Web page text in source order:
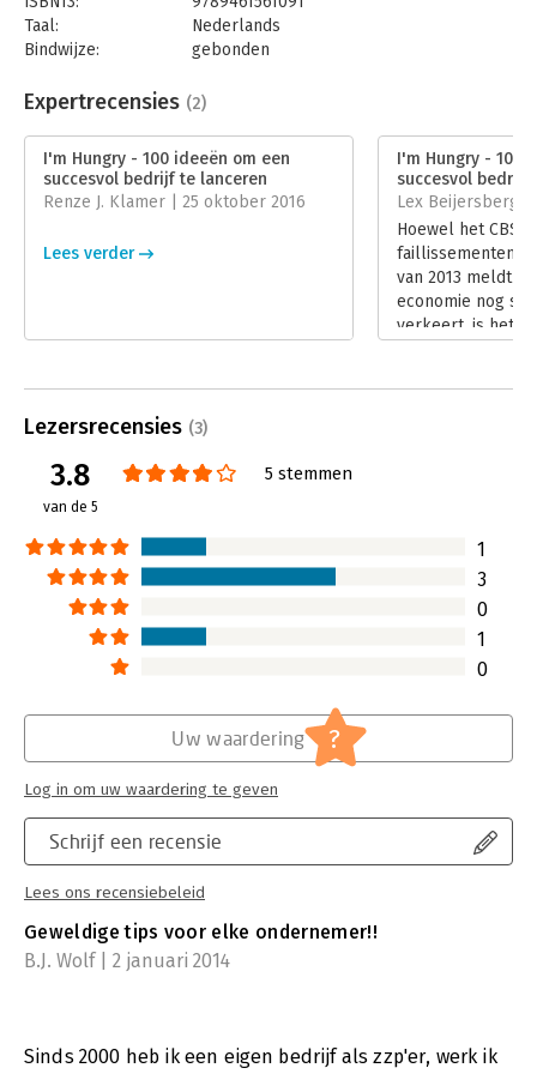
contact met de markt de vuilnisbak in!" Deze zijn onbetaalbaar
en houden je op de juiste koers.' - Vincent Everts
Taal:
Nederlands
Bindwijze:
gebonden
Uitgever:
Bertram + de Leeuw Uitgevers BV
Verschijningsdatum:
6-4-2013
Hoofdrubriek: Strategisch management
Expertrecensies (2)
I'm Hungry - 100 ideeën om een
succesvol bedrijf te lanceren
Renze J. Klamer | 25 oktober 2016
Lees verder
I'm Hungry - 100
succesvol bedrijf
Lex
Hoewel het CBS
faillissementen
van 2013 meldt
economie nog
verkeert, is het
aan de hand van
handreiking
het beste wel of
het opstarten
De auteurs
ondernemers,
Lees verder
Lezersrecensies (3)
3.8
van de 5
5 stemmen
1
3
0
1
0
Schrijf een recensie
Lees ons recensiebeleid
Uw waardering ?
Log in om uw waardering te geven
Geweldige tips voor elke ondernemer!!
B.J. Wolf | 2 januari 2014
Sinds 2000 heb ik een eigen bedrijf als zzp'er, werk ik